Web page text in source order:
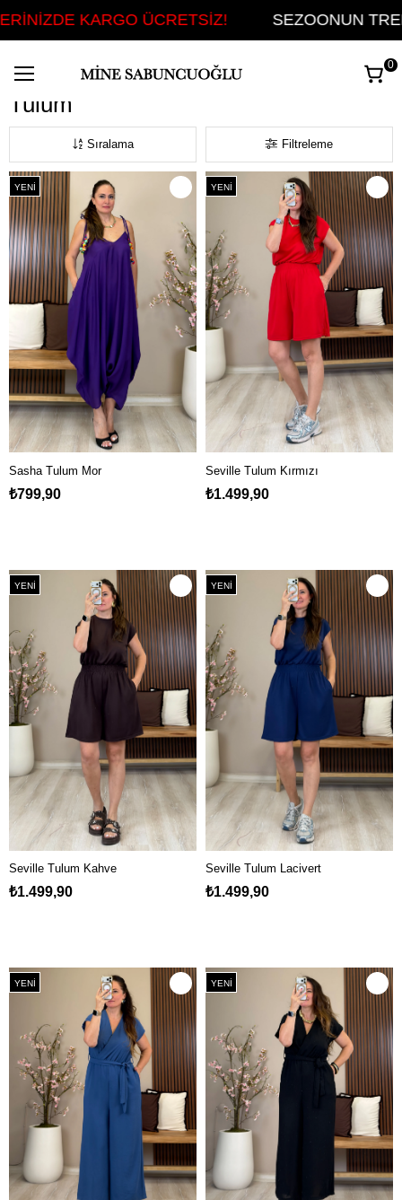
SEZOONUN TREND ÜRÜNLERİNİ
0
Tulum
Tulum
Filtreleme
Sıralama
Sasha Tulum Mor
₺799,90
YENI
ÜRÜN
Seville Tulum Kırmızı
₺1.499,90
YENI
Seville Tulum Kahve
₺1.499,90
YENI
Seville Tulum Lacivert
₺1.499,90
YENI
YENI YENI